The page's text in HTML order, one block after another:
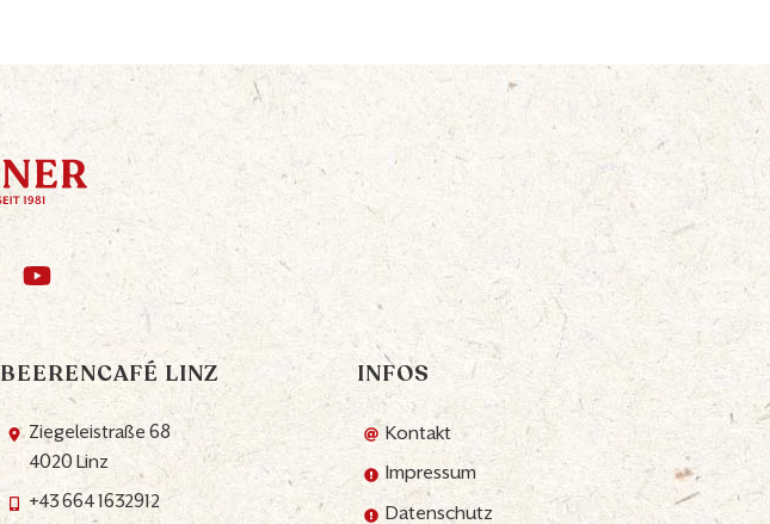
BEERENCAFÉ LINZ
Ziegeleistraße 68
4020 Linz
+43 664 1632912
INFOS
Kontakt
Impressum
Datenschutz